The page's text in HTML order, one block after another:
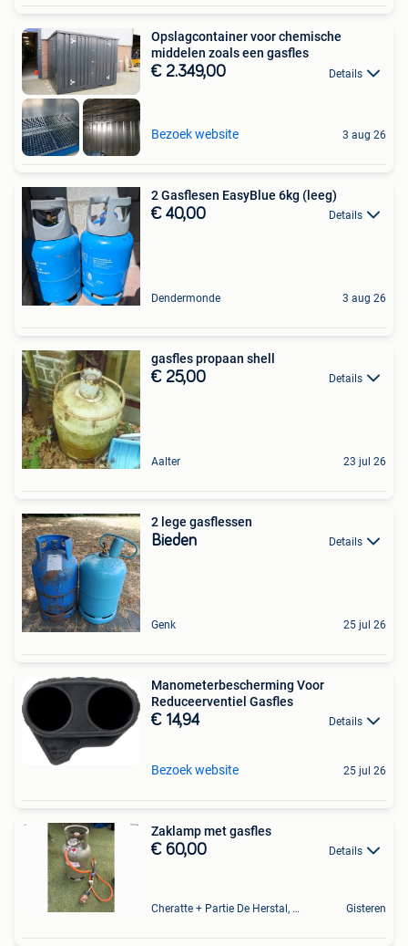
Opslagcontainer voor chemische
middelen zoals een gasfles
€ 2.349,00 Details
Bezoek website 3 aug 26
2 Gasflesen EasyBlue 6kg (leeg)
€ 40,00 Details
Dendermonde 3 aug 26
gasfles propaan shell
€ 25,00 Details
Aalter 23 jul 26
2 lege gasflessen
Bieden Details
Genk 25 jul 26
Manometerbescherming Voor
Reduceerventiel Gasfles
€ 14,94 Details
Bezoek website 25 jul 26
Zaklamp met gasfles
€ 60,00 Details
Cheratte + Partie De Herstal, Wandre Gisteren